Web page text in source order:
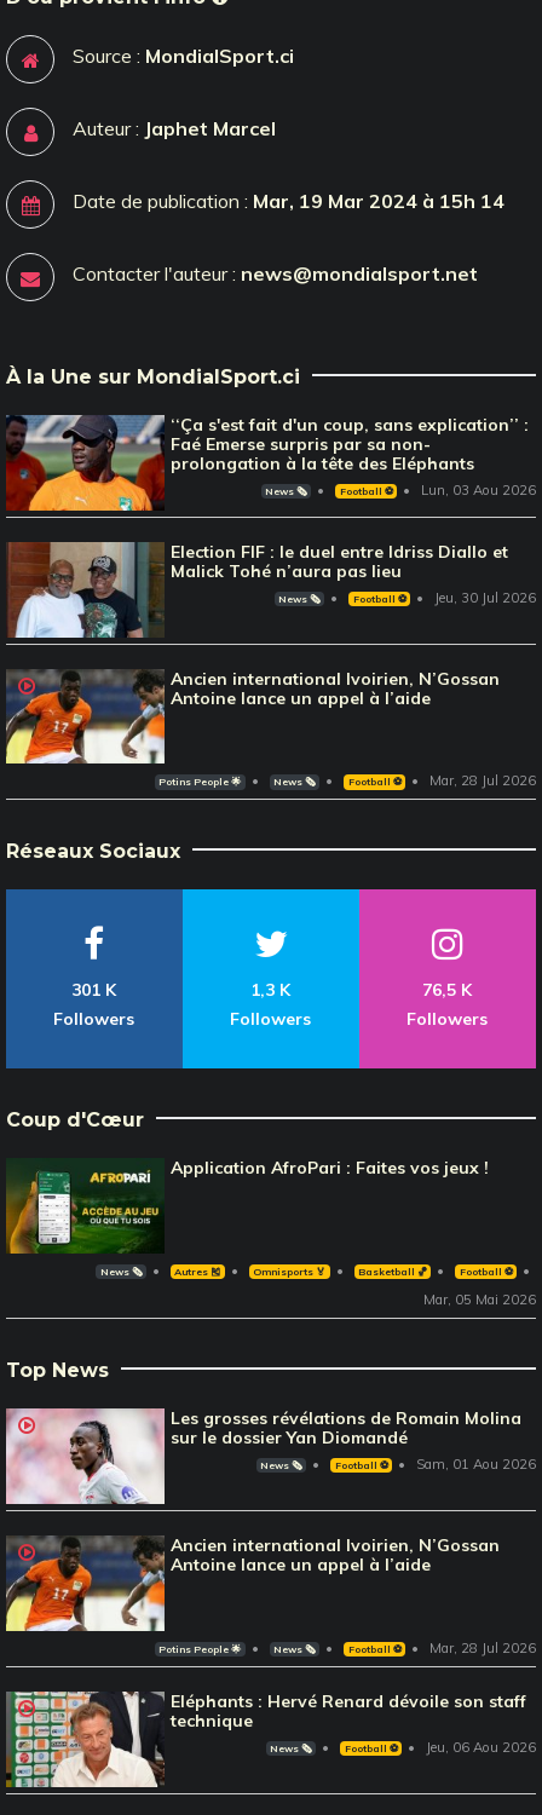
Source : MondialSport.ci
Auteur : Japhet Marcel
Date de publication : Mar, 19 Mar 2024 à 15h 14
Contacter l'auteur : news@mondialsport.net
À la Une sur MondialSport.ci
‘‘Ça s'est fait d'un coup, sans explication’’ :
Faé Emerse surpris par sa non-
prolongation à la tête des Eléphants
News 🗞️ Football ⚽️ Lun, 03 Aou 2026
Election FIF : le duel entre Idriss Diallo et
Malick Tohé n’aura pas lieu
News 🗞️ Football ⚽️ Jeu, 30 Jul 2026
Ancien international Ivoirien, N’Gossan
Antoine lance un appel à l’aide
Potins People 🌟 News 🗞️ Football ⚽️ Mar, 28 Jul 2026
Réseaux Sociaux
301 K
Followers
1,3 K
Followers
76,5 K
Followers
Coup d'Cœur
Application AfroPari : Faites vos jeux !
News 🗞️ Autres 🎽 Omnisports 🏅 Basketball 🏀 Football ⚽️
Mar, 05 Mai 2026
Top News
Les grosses révélations de Romain Molina
sur le dossier Yan Diomandé
News 🗞️ Football ⚽️ Sam, 01 Aou 2026
Ancien international Ivoirien, N’Gossan
Antoine lance un appel à l’aide
Potins People 🌟 News 🗞️ Football ⚽️ Mar, 28 Jul 2026
Eléphants : Hervé Renard dévoile son staff
technique
News 🗞️ Football ⚽️ Jeu, 06 Aou 2026